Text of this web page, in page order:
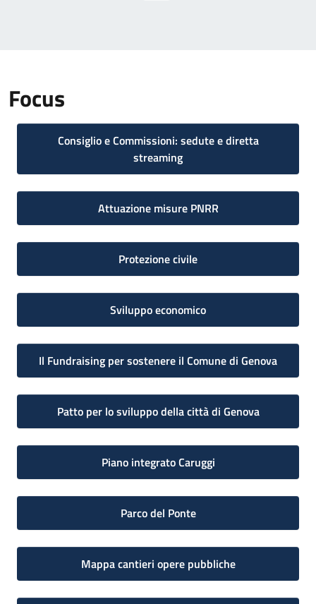
Focus
Consiglio e Commissioni: sedute e diretta
streaming
Attuazione misure PNRR
Protezione civile
Sviluppo economico
Il Fundraising per sostenere il Comune di Genova
Patto per lo sviluppo della città di Genova
Piano integrato Caruggi
Parco del Ponte
Mappa cantieri opere pubbliche